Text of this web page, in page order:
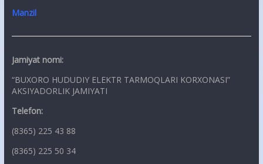
Manzil
Jamiyat nomi:
“BUXORO HUDUDIY ELEKTR TARMOQLARI KORXONASI”
AKSIYADORLIK JAMIYATI
Telefon:
(8365) 225 43 88
(8365) 225 50 34